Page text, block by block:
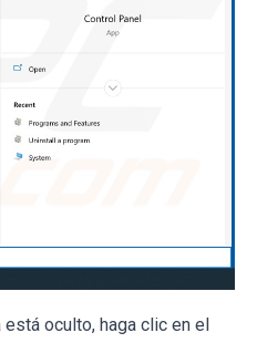
oculto, haga clic en el